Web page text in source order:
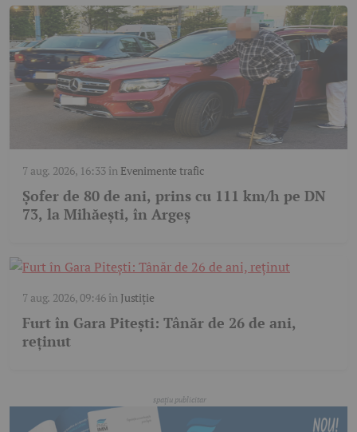
7 aug. 2026, 16:33în Evenimente trafic
Șofer de 80 de ani, prins cu 111 km/h pe DN
73, la Mihăești, în Argeș
7 aug. 2026, 09:46în Justiție
Furt în Gara Pitești: Tânăr de 26 de ani,
reținut